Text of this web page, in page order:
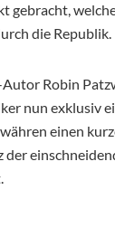
gebracht,
die Republik.
Robin
nun exklusiv
einen
der